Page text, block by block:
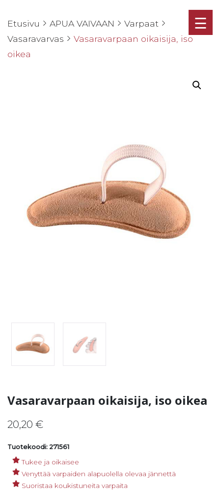
☰
Etusivu APUA VAIVAAN
Varpaat
Vasaravarvas
Vasaravarpaan oikaisija, iso
oikea
Vasaravarpaan oikaisija, iso oikea
20,20 €
Tuotekoodi: 271561
Tukee ja oikaisee
Venyttää varpaiden alapuolella olevaa jännettä
Suoristaa koukistuneita varpaita